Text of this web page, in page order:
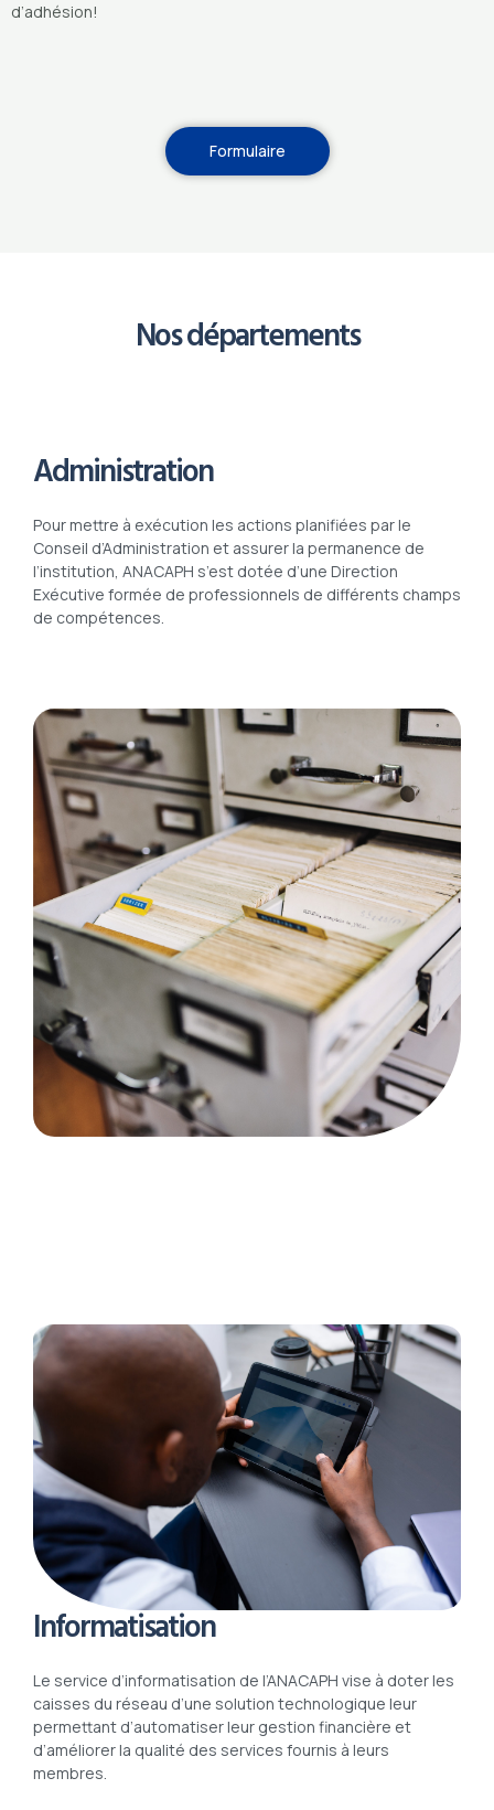
d’adhésion!
Formulaire
Nos départements
Administration
Pour mettre à exécution les actions planifiées par le
Conseil d’Administration et assurer la permanence de
l’institution, ANACAPH s’est dotée d’une Direction
Exécutive formée de professionnels de différents champs
de compétences.
Informatisation
Le service d’informatisation de l’ANACAPH vise à doter les
caisses du réseau d’une solution technologique leur
permettant d’automatiser leur gestion financière et
d’améliorer la qualité des services fournis à leurs
membres.